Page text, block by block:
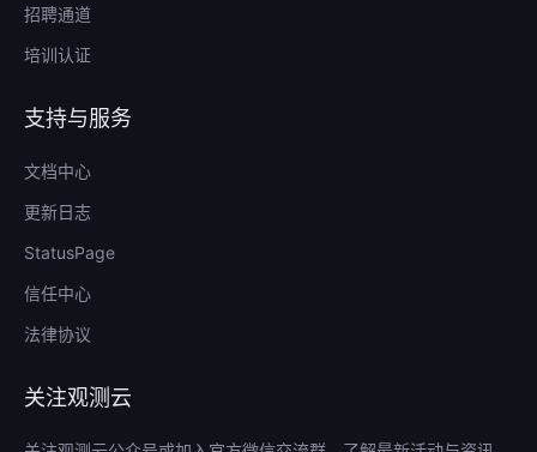
招聘通道
培训认证
支持与服务
文档中心
更新日志
StatusPage
信任中心
法律协议
关注观测云